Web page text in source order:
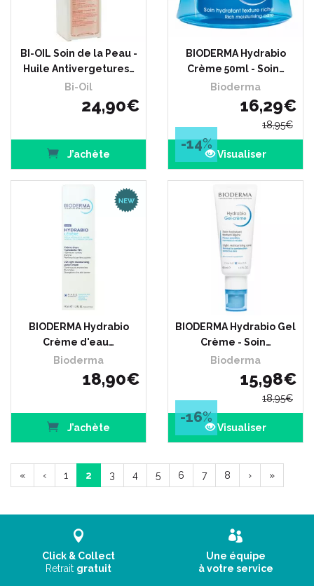
BI-OIL Soin de la Peau -
Huile Antivergetures…
Bi-Oil
24,90€
J’achète
BIODERMA Hydrabio
Crème 50ml - Soin…
Bioderma
16,29€
18,95€
-14%
Visualiser
BIODERMA Hydrabio
Crème d'eau…
Bioderma
18,90€
J’achète
BIODERMA Hydrabio Gel
Crème - Soin…
Bioderma
15,98€
18,95€
-16%
Visualiser
« ‹ 1 2 3 4 5 6 7 8 › »
Click & Collect
Retrait gratuit
Une équipe
à votre service